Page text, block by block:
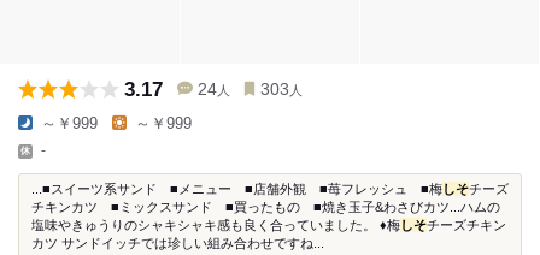
3.17 24 人 303 人
～￥999 ～￥999
-
...■スイーツ系サンド ■メニュー ■店舗外観 ■苺フレッシュ ■梅 しそチーズ
チキンカツ ■ミックスサンド ■買ったもの ■焼き玉子&わさびカツ...ハムの
塩味やきゅうりのシャキシャキ感も良く合っていました。 ♦︎梅 しそチーズチキン
カツ サンドイッチでは珍しい組み合わせですね...